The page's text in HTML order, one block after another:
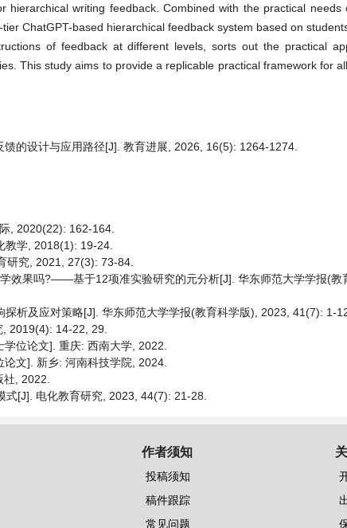
writing feedback. Combined with the practical needs
ChatGPT-based hierarchical feedback system based on
of feedback at different levels, sorts out the practical
This study aims to provide a replicable practical framework for
的设计与应用路径[J]. 教育进展, 2026, 16(5): 1264-1274.
, 2020(22): 162-164.
教学, 2018(1): 19-24.
研究, 2021, 27(3): 73-84.
效果吗?——基于12项准实验研究的元分析[J]. 华东师范大学学报(教
析及应对策略[J]. 华东师范大学学报(教育科学版), 2023, 41(7): 1-
2019(4): 14-22, 29.
位论文]. 重庆: 西南大学, 2022.
文]. 新乡: 河南科技学院, 2024.
, 2022.
[J]. 电化教育研究, 2023, 44(7): 21-28.
作者须知
投稿须知
稿件跟踪
常见问题